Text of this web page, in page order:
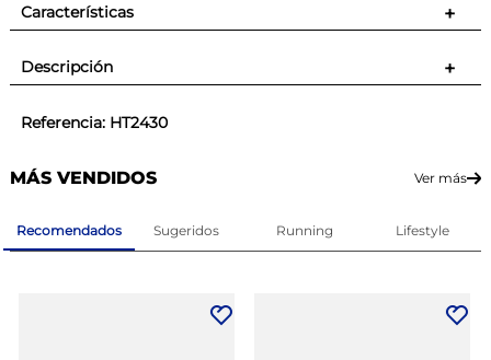
Características +
Descripción +
Referencia: HT2430
MÁS VENDIDOS Ver más
Recomendados Sugeridos Running Lifestyle